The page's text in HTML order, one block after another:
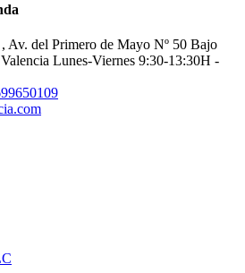
Av. del Primero de Mayo Nº 50 Bajo
Lunes-Viernes 9:30-13:30H -